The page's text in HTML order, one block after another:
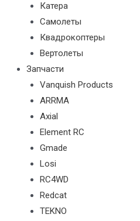
Катера
Самолеты
Квадрокоптеры
Вертолеты
Запчасти
Vanquish Products
ARRMA
Axial
Element RC
Gmade
Losi
RC4WD
Redcat
TEKNO